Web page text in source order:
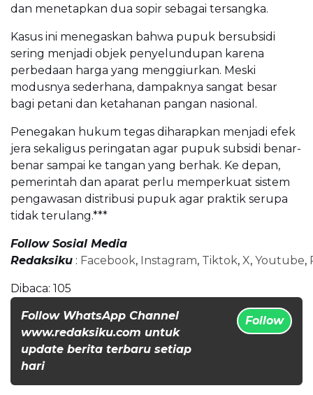
dan menetapkan dua sopir sebagai tersangka.
Kasus ini menegaskan bahwa pupuk bersubsidi
sering menjadi objek penyelundupan karena
perbedaan harga yang menggiurkan. Meski
modusnya sederhana, dampaknya sangat besar
bagi petani dan ketahanan pangan nasional.
Penegakan hukum tegas diharapkan menjadi efek
jera sekaligus peringatan agar pupuk subsidi benar-
benar sampai ke tangan yang berhak. Ke depan,
pemerintah dan aparat perlu memperkuat sistem
pengawasan distribusi pupuk agar praktik serupa
tidak terulang.***
Follow Sosial Media
Redaksiku : Facebook, Instagram, Tiktok, X, Youtube,
Dibaca: 105
Follow WhatsApp Channel
www.redaksiku.com untuk
update berita terbaru setiap
hari
Follow